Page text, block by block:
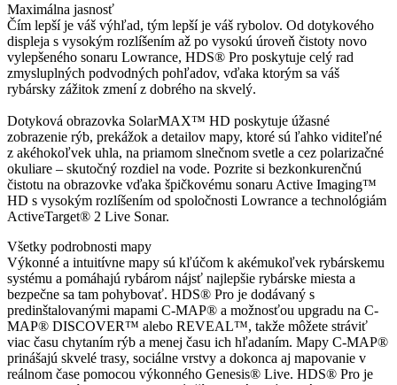
Maximálna jasnosť
Čím lepší je váš výhľad, tým lepší je váš rybolov. Od dotykového
displeja s vysokým rozlíšením až po vysokú úroveň čistoty novo
vylepšeného sonaru Lowrance, HDS® Pro poskytuje celý rad
zmysluplných podvodných pohľadov, vďaka ktorým sa váš
rybársky zážitok zmení z dobrého na skvelý.
Dotyková obrazovka SolarMAX™ HD poskytuje úžasné
zobrazenie rýb, prekážok a detailov mapy, ktoré sú ľahko viditeľné
z akéhokoľvek uhla, na priamom slnečnom svetle a cez polarizačné
okuliare – skutočný rozdiel na vode. Pozrite si bezkonkurenčnú
čistotu na obrazovke vďaka špičkovému sonaru Active Imaging™
HD s vysokým rozlíšením od spoločnosti Lowrance a technológiám
ActiveTarget® 2 Live Sonar.
Všetky podrobnosti mapy
Výkonné a intuitívne mapy sú kľúčom k akémukoľvek rybárskemu
systému a pomáhajú rybárom nájsť najlepšie rybárske miesta a
bezpečne sa tam pohybovať. HDS® Pro je dodávaný s
predinštalovanými mapami C-MAP® a možnosťou upgradu na C-
MAP® DISCOVER™ alebo REVEAL™, takže môžete stráviť
viac času chytaním rýb a menej času ich hľadaním. Mapy C-MAP®
prinášajú skvelé trasy, sociálne vrstvy a dokonca aj mapovanie v
reálnom čase pomocou výkonného Genesis® Live. HDS® Pro je